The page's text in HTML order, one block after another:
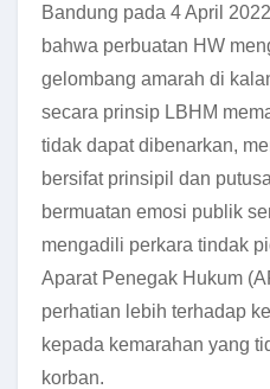
Bandung pada 4 April
bahwa perbuatan HW
gelombang amarah di
secara prinsip LBHM
tidak dapat dibenarkan,
bersifat prinsipil dan
bermuatan emosi publik
mengadili perkara tindak
Aparat Penegak Hukum
perhatian lebih terhadap
kepada kemarahan yang
korban.